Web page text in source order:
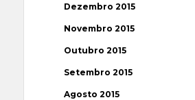
Dezembro 2015
Novembro 2015
Outubro 2015
Setembro 2015
Agosto 2015